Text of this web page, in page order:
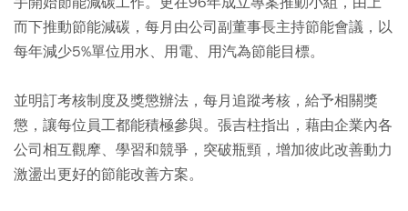
而下推動節能減碳，每月由公司副董事長主持節能會議，以
每年減少5%單位用水、用電、用汽為節能目標。
並明訂考核制度及獎懲辦法，每月追蹤考核，給予相關獎
懲，讓每位員工都能積極參與。張吉柱指出，藉由企業內各
公司相互觀摩、學習和競爭，突破瓶頸，增加彼此改善動力
激盪出更好的節能改善方案。